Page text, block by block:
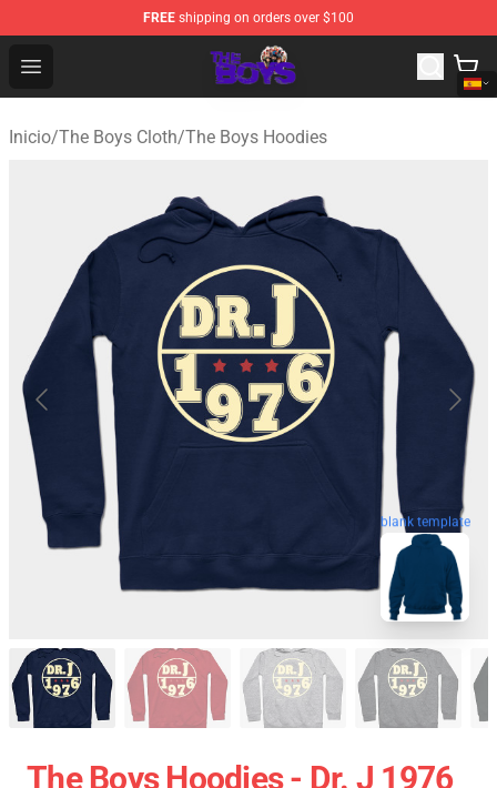
FREE shipping on orders over $100
Open menu
The Boys Store - Official The Boys Merchandise Shop
Inicio/The Boys Cloth/The Boys Hoodies
blank template
The Boys Hoodies - Dr. J 1976